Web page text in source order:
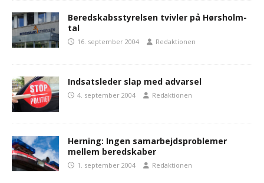
Beredskabsstyrelsen tvivler på Hørsholm-
tal
16. september 2004 Redaktionen
Indsatsleder slap med advarsel
4. september 2004 Redaktionen
Herning: Ingen samarbejdsproblemer
mellem beredskaber
1. september 2004 Redaktionen